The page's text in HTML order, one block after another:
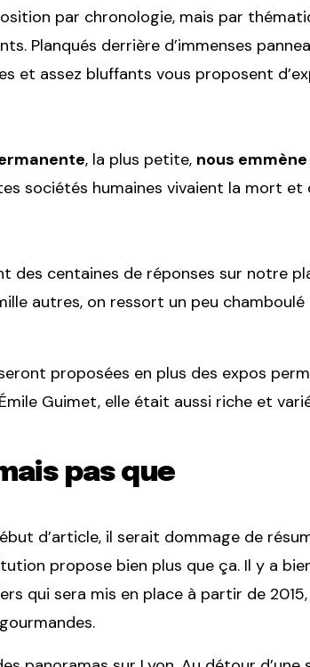
par chronologie, mais par
Planqués derrière d’immenses
et assez bluffants vous proposent
, la plus petite, nous
sociétés humaines vivaient la mort et
des centaines de réponses sur notre
autres, on ressort un peu
proposées en plus des expos
Guimet, elle était aussi riche et
pas que
d’article, il serait dommage de
propose bien plus que ça. Il y a
qui sera mis en place à partir de